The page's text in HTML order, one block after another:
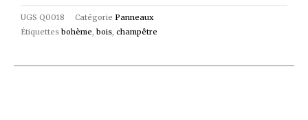
UGS Q0018 Catégorie Panneaux
Étiquettes bohème, bois, champêtre